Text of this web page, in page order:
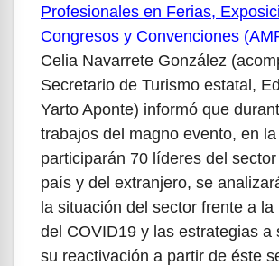
Profesionales en Ferias,
Congresos y Convenciones
Celia Navarrete González
Secretario de Turismo estatal,
Yarto Aponte) informó que
trabajos del magno evento, en
participarán 70 líderes del
país y del extranjero, se
la situación del sector frente a la
del COVID19 y las estrategias a
su reactivación a partir de éste